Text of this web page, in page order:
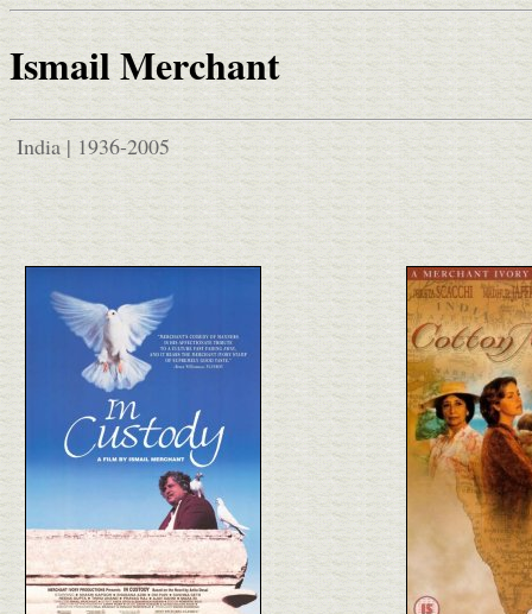
Ismail Merchant
India | 1936-2005